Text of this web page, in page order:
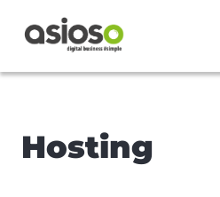
Hosting